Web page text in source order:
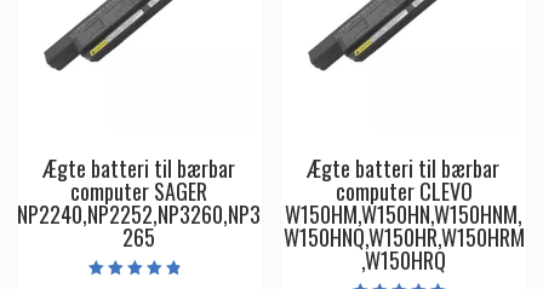
Ægte batteri til bærbar
computer SAGER
NP2240,NP2252,NP3260,NP3
265
Ægte batteri til bærbar
computer CLEVO
W150HM,W150HN,W150HNM,
W150HNQ,W150HR,W150HRM
,W150HRQ